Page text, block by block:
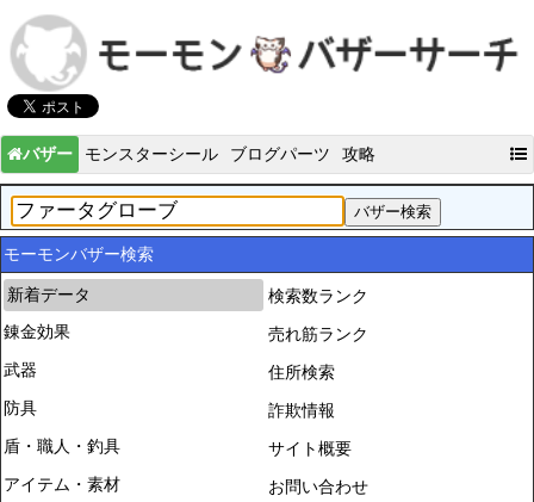
バザー モンスターシール ブログパーツ 攻略
モーモンバザー検索
新着データ
錬金効果
武器
防具
盾・職人・釣具
アイテム・素材
検索数ランク
売れ筋ランク
住所検索
詐欺情報
サイト概要
お問い合わせ